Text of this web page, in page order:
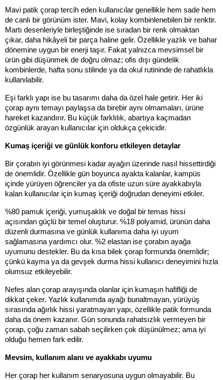
Mavi patik çorap tercih eden kullanıcılar genellikle hem sade hem
de canlı bir görünüm ister. Mavi, kolay kombinlenebilen bir renktir.
Martı desenleriyle birleştiğinde ise sıradan bir renk olmaktan
çıkar, daha hikâyeli bir parça haline gelir. Özellikle yazlık ve bahar
dönemine uygun bir enerji taşır. Fakat yalnızca mevsimsel bir
ürün gibi düşünmek de doğru olmaz; ofis dışı gündelik
kombinlerde, hafta sonu stilinde ya da okul rutininde de rahatlıkla
kullanılabilir.
Eşi farklı yapı ise bu tasarımı daha da özel hale getirir. Her iki
çorap aynı temayı paylaşsa da birebir aynı olmamaları, ürüne
hareket kazandırır. Bu küçük farklılık, abartıya kaçmadan
özgünlük arayan kullanıcılar için oldukça çekicidir.
Kumaş içeriği ve günlük konforu etkileyen detaylar
Bir çorabın iyi görünmesi kadar ayağın üzerinde nasıl hissettirdiği
de önemlidir. Özellikle gün boyunca ayakta kalanlar, kampüs
içinde yürüyen öğrenciler ya da ofiste uzun süre ayakkabıyla
kalan kullanıcılar için kumaş içeriği doğrudan deneyimi etkiler.
%80 pamuk içeriği, yumuşaklık ve doğal bir temas hissi
açısından güçlü bir temel oluşturur. %18 polyamid, ürünün daha
düzenli durmasına ve günlük kullanıma daha iyi uyum
sağlamasına yardımcı olur. %2 elastan ise çorabın ayağa
uyumunu destekler. Bu da kısa bilek çorap formunda önemlidir;
çünkü kayma ya da gevşek durma hissi kullanıcı deneyimini hızla
olumsuz etkileyebilir.
Nefes alan çorap arayışında olanlar için kumaşın hafifliği de
dikkat çeker. Yazlık kullanımda ayağı bunaltmayan, yürüyüş
sırasında ağırlık hissi yaratmayan yapı, özellikle patik formunda
daha da önem kazanır. Gün sonunda rahatsızlık vermeyen bir
çorap, çoğu zaman sabah seçilirken çok düşünülmez; ama iyi
olduğu hemen fark edilir.
Mevsim, kullanım alanı ve ayakkabı uyumu
Her çorap her kullanım senaryosuna uygun olmayabilir. Bu